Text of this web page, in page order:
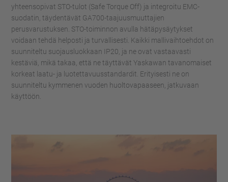
yhteensopivat STO-tulot (Safe Torque Off) ja integroitu EMC-
suodatin, täydentävät GA700-taajuusmuuttajien
perusvarustuksen. STO-toiminnon avulla hätäpysäytykset
voidaan tehdä helposti ja turvallisesti. Kaikki mallivaihtoehdot on
suunniteltu suojausluokkaan IP20, ja ne ovat vastaavasti
kestäviä, mikä takaa, että ne täyttävät Yaskawan tavanomaiset
korkeat laatu- ja luotettavuusstandardit. Erityisesti ne on
suunniteltu kymmenen vuoden huoltovapaaseen, jatkuvaan
käyttöön.